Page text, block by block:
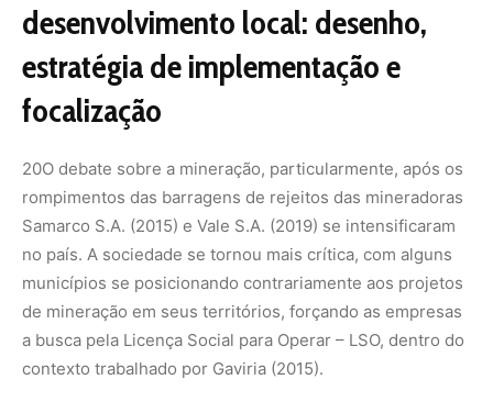
desenvolvimento local: desenho,
estratégia de implementação e
focalização
20O debate sobre a mineração, particularmente, após os
rompimentos das barragens de rejeitos das mineradoras
Samarco S.A. (2015) e Vale S.A. (2019) se intensificaram
no país. A sociedade se tornou mais crítica, com alguns
municípios se posicionando contrariamente aos projetos
de mineração em seus territórios, forçando as empresas
a busca pela Licença Social para Operar – LSO, dentro do
contexto trabalhado por Gaviria (2015).